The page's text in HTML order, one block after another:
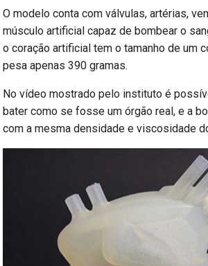
O modelo conta com válvulas, artérias,
músculo artificial capaz de bombear o
o coração artificial tem o tamanho de um
pesa apenas 390 gramas.
No vídeo mostrado pelo instituto é
bater como se fosse um órgão real, e a
com a mesma densidade e viscosidade